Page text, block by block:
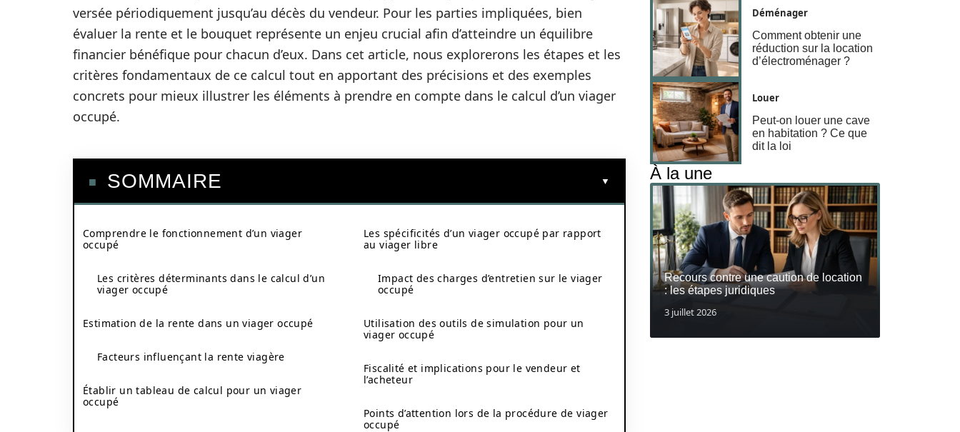
versée périodiquement jusqu’au décès du vendeur. Pour les parties impliquées, bien
évaluer la rente et le bouquet représente un enjeu crucial afin d’atteindre un équilibre
financier bénéfique pour chacun d’eux. Dans cet article, nous explorerons les étapes et les
critères fondamentaux de ce calcul tout en apportant des précisions et des exemples
concrets pour mieux illustrer les éléments à prendre en compte dans le calcul d’un viager
occupé.
SOMMAIRE
Comprendre le fonctionnement d’un viager
occupé
Les critères déterminants dans le calcul d’un
viager occupé
Estimation de la rente dans un viager occupé
Facteurs influençant la rente viagère
Établir un tableau de calcul pour un viager
occupé
Les spécificités d’un viager occupé par rapport
au viager libre
Impact des charges d’entretien sur le viager
occupé
Utilisation des outils de simulation pour un
viager occupé
Fiscalité et implications pour le vendeur et
l’acheteur
Points d’attention lors de la procédure de viager
occupé
Déménager
Comment obtenir une
réduction sur la location
d’électroménager ?
Louer
Peut-on louer une cave
en habitation ? Ce que
dit la loi
À la une
Recours contre une caution de location
: les étapes juridiques
3 juillet 2026